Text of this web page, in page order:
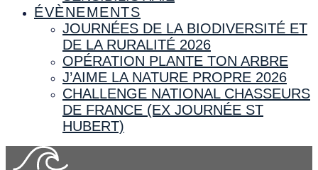
ÉVÈNEMENTS
JOURNÉES DE LA BIODIVERSITÉ ET
DE LA RURALITÉ 2026
OPÉRATION PLANTE TON ARBRE
J’AIME LA NATURE PROPRE 2026
CHALLENGE NATIONAL CHASSEURS
DE FRANCE (EX JOURNÉE ST
HUBERT)